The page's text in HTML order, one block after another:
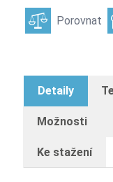
Porovnat
Detaily
Možnosti
Ke stažení